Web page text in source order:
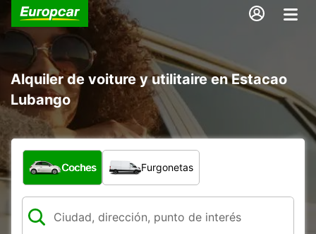
Alquiler de voiture y utilitaire en Estacao
Lubango
¿Qué tipo de vehículo?
Coches Furgonetas